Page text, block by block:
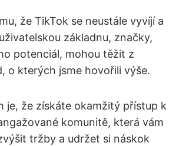
že TikTok se neustále vyvíjí a
základnu, značky,
potenciál, mohou těžit z
o kterých jsme hovořili výše.
je, že získáte okamžitý přístup k
komunitě, která vám
tržby a udržet si náskok